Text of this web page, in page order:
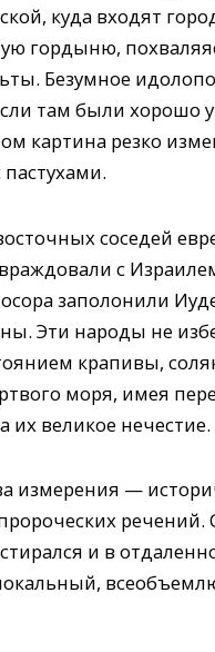
куда входят
гордыню,
Безумное
там были
картина резко
соседей
с
заполонили
Эти народы не
крапивы,
моря, имея
великое нечестие.
измерения —
и в